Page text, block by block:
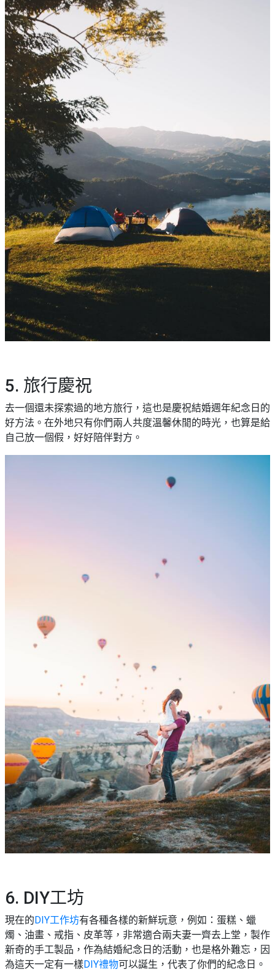
5. 旅行慶祝
去一個還未探索過的地方旅行，這也是慶祝結婚週年紀念日的
好方法。在外地只有你們兩人共度溫馨休閒的時光，也算是給
自己放一個假，好好陪伴對方。
6. DIY工坊
現在的 DIY工作坊有各種各樣的新鮮玩意，例如：蛋糕、蠟
燭、油畫、戒指、皮革等，非常適合兩夫妻一齊去上堂，製作
新奇的手工製品，作為結婚紀念日的活動，也是格外難忘，因
為這天一定有一樣DIY禮物可以誕生，代表了你們的紀念日。